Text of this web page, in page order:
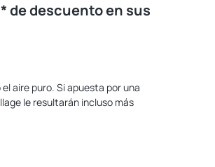
de descuento en sus
aire puro. Si apuesta por una
le resultarán incluso más